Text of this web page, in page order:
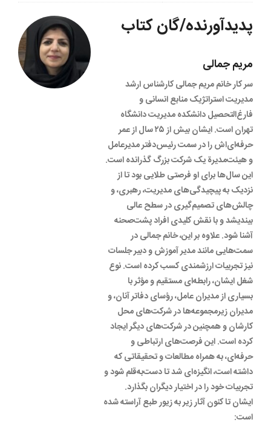
پدیدآورنده/گان کتاب
مریم جمالی
سر کار خانم مریم جمالی کارشناس ارشد
مدیریت استراتژیک منابع انسانی و
فارغ‌التحصیل دانشکده مدیریت دانشگاه
تهران است. ایشان بیش از ۲۵ سال از عمر
حرفه‌ای‌اش را در سمت رئیس‌دفتر مدیرعامل
و هیئت‌مدیرة یک شرکت بزرگ گذرانده است.
این سال‌ها برای او فرصتی طلایی بود تا از
نزدیک به پیچیدگی‌های مدیریت، رهبری، و
چالش‌های تصمیم‌گیری در سطح عالی
بیندیشد و با نقش کلیدی افراد پشت‌صحنه
آشنا شود. علاوه بر این، خانم جمالی در
سمت‌هایی مانند مدیر آموزش و دبیر جلسات
نیز تجربیات ارزشمندی کسب کرده است. نوع
شغل ایشان، رابطه‌ای مستقیم و مؤثر با
بسیاری از مدیران عامل، رؤسای دفاتر آنان، و
مدیران زیرمجموعه‌ها در شرکت‌های محل
کارشان و همچنین در شرکت‌های دیگر ایجاد
کرده است. این فرصت‌های ارتباطی و
حرفه‌ای، به همراه مطالعات و تحقیقاتی که
داشته است، انگیزه‌ای شد تا دست‌به‌قلم شود و
تجربیات خود را در اختیار دیگران بگذارد.
ایشان تا کنون آثار زیر به زیور طبع آراسته شده
است: